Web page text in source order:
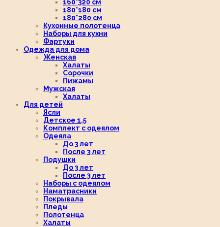
160*320 см
180*180 см
180*280 см
Кухонные полотенца
Наборы для кухни
Фартуки
Одежда для дома
Женская
Халаты
Сорочки
Пижамы
Мужская
Халаты
Для детей
Ясли
Детское 1,5
Комплект с одеялом
Одеяла
До 3 лет
После 3 лет
Подушки
До 3 лет
После 3 лет
Наборы с одеялом
Наматрасники
Покрывала
Пледы
Полотенца
Халаты